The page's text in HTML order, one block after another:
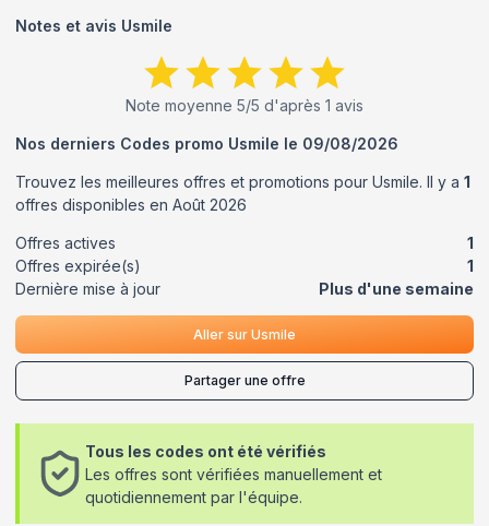
Notes et avis Usmile
Note moyenne 5/5 d'après 1 avis
Nos derniers Codes promo Usmile le 09/08/2026
Trouvez les meilleures offres et promotions pour Usmile. Il y a 1
offres disponibles en Août 2026
Offres actives
1
Offres expirée(s)
1
Dernière mise à jour
Plus d'une semaine
Aller sur Usmile
Partager une offre
Tous les codes ont été vérifiés
Les offres sont vérifiées manuellement et
quotidiennement par l'équipe.